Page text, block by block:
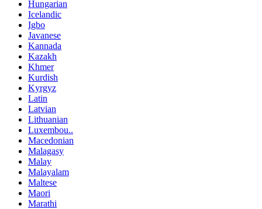
Hungarian
Icelandic
Igbo
Javanese
Kannada
Kazakh
Khmer
Kurdish
Kyrgyz
Latin
Latvian
Lithuanian
Luxembou..
Macedonian
Malagasy
Malay
Malayalam
Maltese
Maori
Marathi